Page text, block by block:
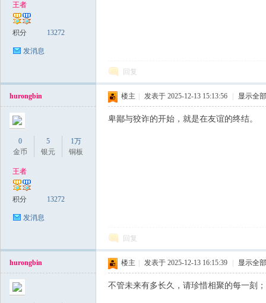
王者
积分 13272
发消息
回复
hurongbin
0
金币
5
银元
1万
铜板
王者
积分 13272
发消息
楼主 发表于 2025-12-13 15:13:56 显示全
卑鄙与狡诈的开始，就是在友谊的终结。
回复
hurongbin 楼主 发表于 2025-12-13 16:15:39 显示全
不管未来有多长久，请珍惜相聚的每一刻